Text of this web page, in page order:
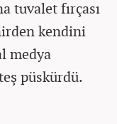
tuvalet fırçası
kendini
medya
püskürdü.